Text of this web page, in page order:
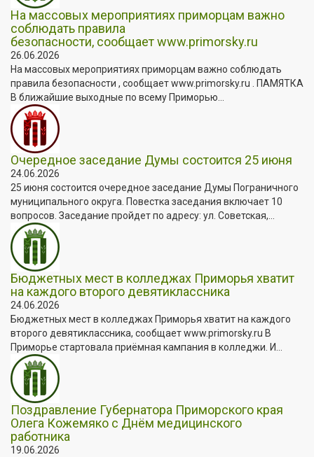
На массовых мероприятиях приморцам важно
соблюдать правила
безопасности, сообщает www.primorsky.ru
26.06.2026
На массовых мероприятиях приморцам важно соблюдать
правила безопасности , сообщает www.primorsky.ru . ПАМЯТКА
В ближайшие выходные по всему Приморью...
Очередное заседание Думы состоится 25 июня
24.06.2026
25 июня состоится очередное заседание Думы Пограничного
муниципального округа. Повестка заседания включает 10
вопросов. Заседание пройдет по адресу: ул. Советская,...
Бюджетных мест в колледжах Приморья хватит
на каждого второго девятиклассника
24.06.2026
Бюджетных мест в колледжах Приморья хватит на каждого
второго девятиклассника, сообщает www.primorsky.ru В
Приморье стартовала приёмная кампания в колледжи. И...
Поздравление Губернатора Приморского края
Олега Кожемяко с Днём медицинского
работника
19.06.2026